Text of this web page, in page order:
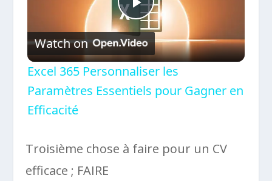
Play
Video
Watch on
Excel 365 Personnaliser les
Paramètres Essentiels pour Gagner en
Efficacité
Troisième chose à faire pour un CV
efficace ; FAIRE